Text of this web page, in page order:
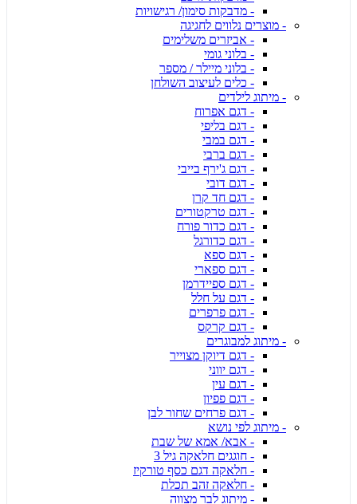
- מדבקות סימון/ רגישויות
- מוצרים נלווים לחגיגה
- אביזרים משלימים
- בלוני גומי
- בלוני מיילר / מספר
- כלים לעיצוב השולחן
- מיתוג לילדים
- דגם אפרוח
- דגם בליפי
- דגם במבי
- דגם ברבי
- דגם ג'ירף בייבי
- דגם דובי
- דגם חד קרן
- דגם טרקטורים
- דגם כדור פורח
- דגם כדורגל
- דגם ספא
- דגם ספארי
- דגם ספיידרמן
- דגם על חלל
- דגם פרפרים
- דגם קרקס
- מיתוג למבוגרים
- דגם דיוקן מצוייר
- דגם יווני
- דגם עין
- דגם פפיון
- דגם פרחים שחור לבן
- מיתוג לפי נושא
- אבא/ אמא של שבת
- חוגגים חלאקה גיל 3
- חלאקה דגם כסף טורקיז
- חלאקה זהב תכלת
- מיתוג לבר מצווה